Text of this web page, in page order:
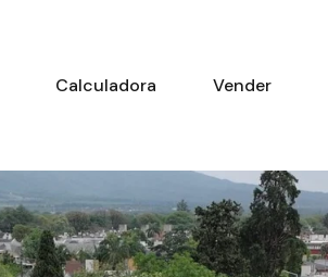
Calculadora Vender